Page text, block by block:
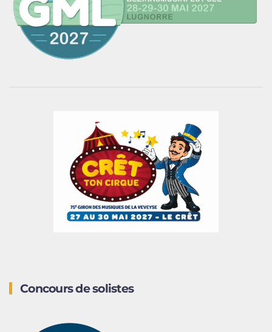
Concours de solistes